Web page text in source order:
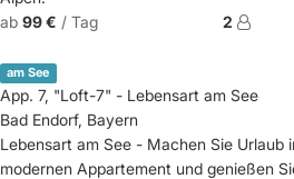
ab 99 € / Tag 2
am See
App. 7, "Loft-7" - Lebensart am See
Bad Endorf, Bayern
Lebensart am See - Machen Sie Urlaub
modernen Appartement und genießen